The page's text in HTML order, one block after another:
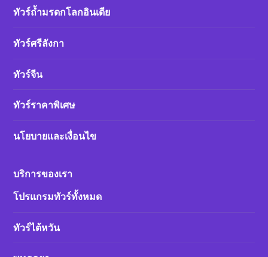
ทัวร์ถ้ำมรดกโลกอินเดีย
ทัวร์ศรีลังกา
ทัวร์จีน
ทัวร์ราคาพิเศษ
นโยบายและเงื่อนไข
บริการของเรา
โปรแกรมทัวร์ทั้งหมด
ทัวร์ไต้หวัน